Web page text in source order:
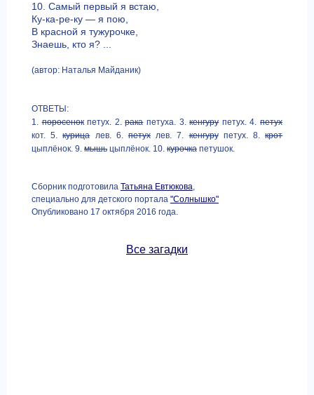
10. Самый первый я встаю,
Ку-ка-ре-ку — я пою,
В красной я тужурочке,
Знаешь, кто я? ...
(автор: Наталья Майданик)
ОТВЕТЫ:
1.поросенокпетух. 2.ракапетуха. 3.кенгурупетух. 4.петух
кот. 5.курицалев. 6. петухлев. 7.кенгурупетух. 8.крот
цыплёнок. 9. мышьцыплёнок. 10. курочкапетушок.
Сборник подготовила Татьяна Евтюкова,
специально для детского портала "Солнышко"
Опубликовано 17 октября 2016 года.
Все загадки